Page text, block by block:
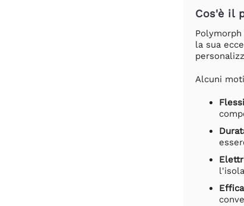
Cos'è il
la sua
Alcuni